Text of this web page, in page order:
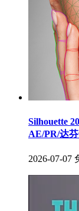
Silhouette
AE/PR/达
2026-07-07